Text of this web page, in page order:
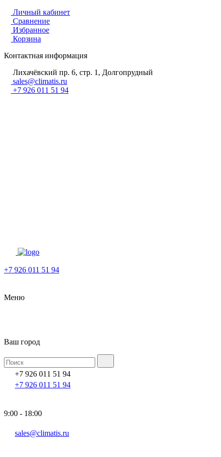
Личный кабинет
Сравнение
Избранное
Корзина
Контактная информация
Лихачёвский пр. 6, стр. 1, Долгопрудный
sales@climatis.ru
+7 926 011 51 94
+7 926 011 51 94
Меню
Ваш город
+7 926 011 51 94
+7 926 011 51 94
9:00 - 18:00
sales@climatis.ru